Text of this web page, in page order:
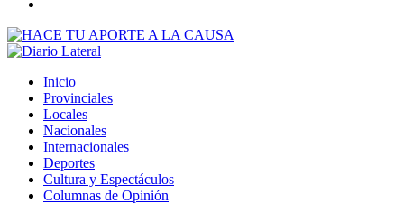
Inicio
Provinciales
Locales
Nacionales
Internacionales
Deportes
Cultura y Espectáculos
Columnas de Opinión